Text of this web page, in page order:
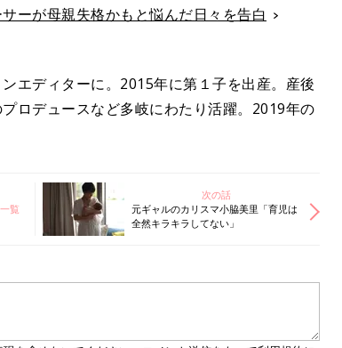
ーが母親失格かもと悩んだ日々を告白
エディターに。2015年に第１子を出産。産後
ロデュースなど多岐にわたり活躍。2019年の
覧
次の話
元ギャルのカリスマ小脇美里「育児は
全然キラキラしてない」